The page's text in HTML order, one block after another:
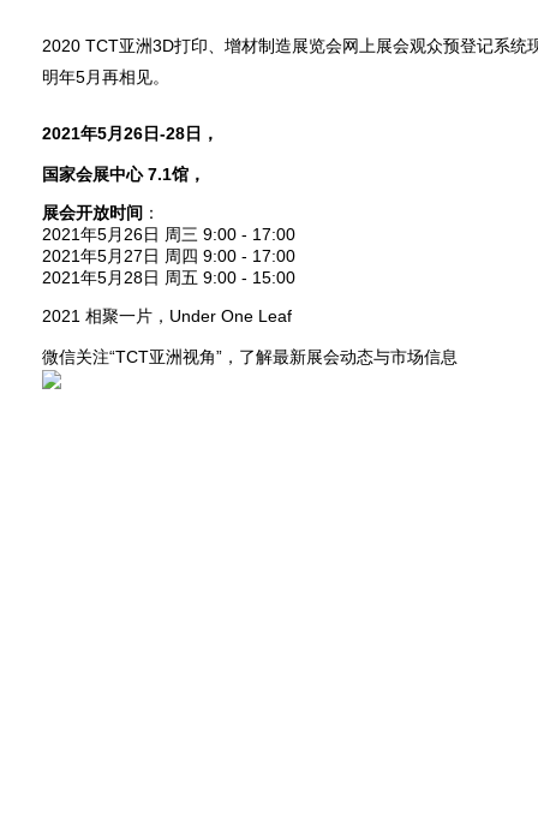
2020 TCT亚洲3D打印、增材制造展览会网上展会观众预登记系统
明年5月再相见。
2021年5月26日-28日，
国家会展中心 7.1馆，
展会开放时间 ：
2021年5月26日 周三 9:00 - 17:00
2021年5月27日 周四 9:00 - 17:00
2021年5月28日 周五 9:00 - 15:00
2021 相聚一片，Under One Leaf
微信关注“TCT亚洲视角”，了解最新展会动态与市场信息